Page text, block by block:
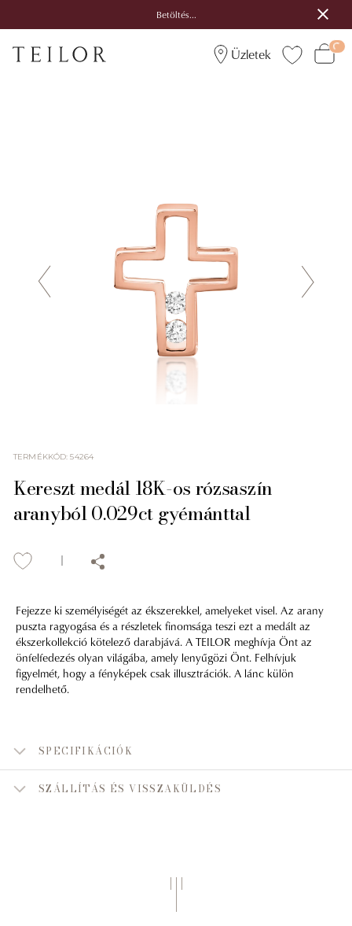
Betöltés...
Üzletek
TERMÉKKÓD:54264
Kereszt medál 18K-os rózsaszín
aranyból 0.029ct gyémánttal
Fejezze ki személyiségét az ékszerekkel, amelyeket visel. Az arany
puszta ragyogása és a részletek finomsága teszi ezt a medált az
ékszerkollekció kötelező darabjává. A TEILOR meghívja Önt az
önfelfedezés olyan világába, amely lenyűgözi Önt. Felhívjuk
figyelmét, hogy a fényképek csak illusztrációk. A lánc külön
rendelhető.
SPECIFIKÁCIÓK
SZÁLLÍTÁS ÉS VISSZAKÜLDÉS